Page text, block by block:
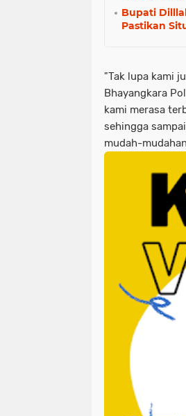
Bupati
Pastikan
"Tak lupa kami
Bhayangkara
kami merasa
sehingga
mudah-